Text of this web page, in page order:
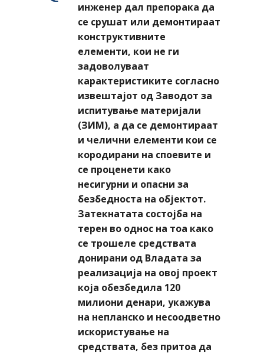
инженер дал препорака да
се срушат или демонтираат
конструктивните
елементи, кои не ги
задоволуваат
карактеристиките согласно
извештајот од Заводот за
испитување материјали
(ЗИМ), а да се демонтираат
и челични елементи кои се
кородирани на споевите и
се проценети како
несигурни и опасни за
безбедноста на објектот.
Затекнатата состојба на
терен во однос на тоа како
се трошеле средствата
донирани од Владата за
реализација на овој проект
која обезбедила 120
милиони денари, укажува
на непланско и несоодветно
искористување на
средствата, без притоа да